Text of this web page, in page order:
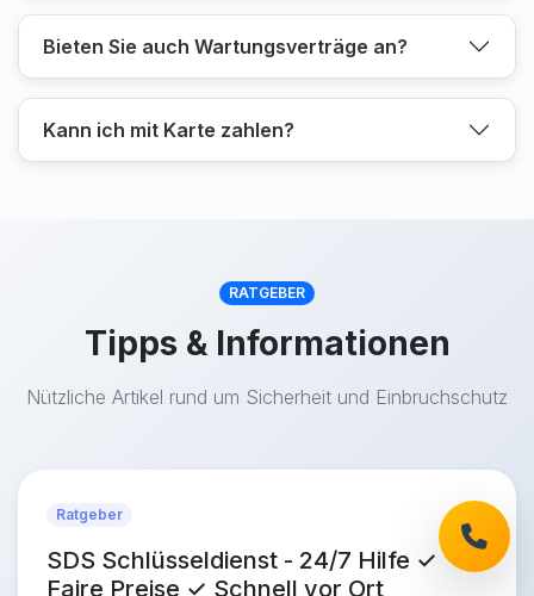
Bieten Sie auch Wartungsverträge an?
Kann ich mit Karte zahlen?
RATGEBER
Tipps & Informationen
Nützliche Artikel rund um Sicherheit und Einbruchschutz
Ratgeber
SDS Schlüsseldienst - 24/7 Hilfe ✓
Faire Preise ✓ Schnell vor Ort